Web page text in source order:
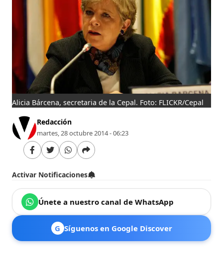
Alicia Bárcena, secretaria de la Cepal. Foto: FLICKR/Cepal
Redacción
martes, 28 octubre 2014 - 06:23
Activar Notificaciones
Únete a nuestro canal de WhatsApp
G Síguenos en Google Discover